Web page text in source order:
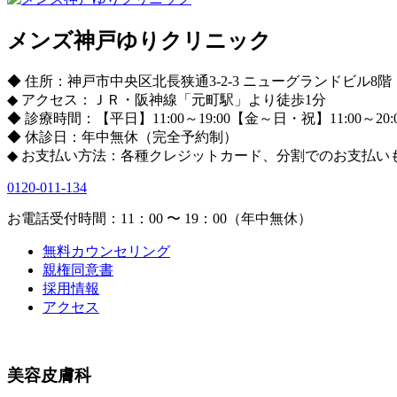
メンズ神戸ゆりクリニック
◆ 住所：神戸市中央区北長狭通3-2-3 ニューグランドビル8階
◆ アクセス：ＪＲ・阪神線「元町駅」より徒歩1分
◆ 診療時間：【平日】11:00～19:00【金～日・祝】11:00～
◆ 休診日：年中無休（完全予約制）
◆ お支払い方法：各種クレジットカード、分割でのお支払い
0120-011-134
お電話受付時間：11：00 〜 19：00（年中無休）
無料カウンセリング
親権同意書
採用情報
アクセス
美容皮膚科